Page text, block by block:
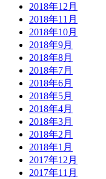
2018年12月
2018年11月
2018年10月
2018年9月
2018年8月
2018年7月
2018年6月
2018年5月
2018年4月
2018年3月
2018年2月
2018年1月
2017年12月
2017年11月